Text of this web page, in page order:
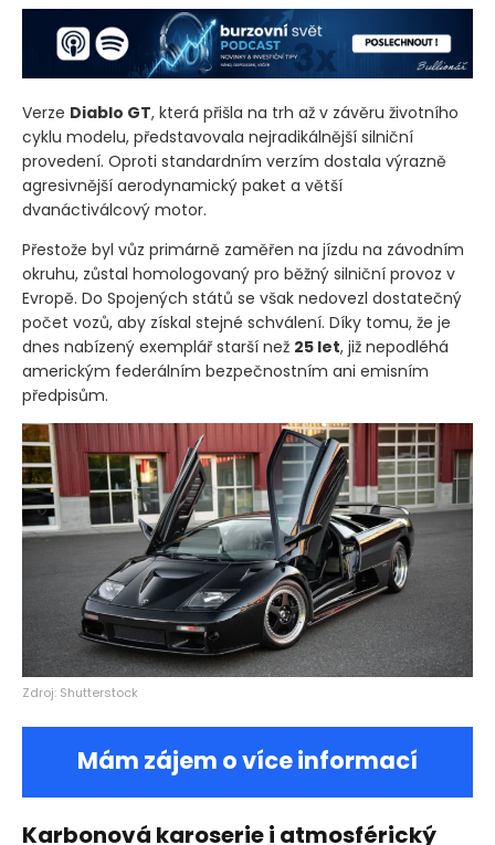
Verze Diablo GT, která přišla na trh až v závěru životního
cyklu modelu, představovala nejradikálnější silniční
provedení. Oproti standardním verzím dostala výrazně
agresivnější aerodynamický paket a větší
dvanáctiválcový motor.
Přestože byl vůz primárně zaměřen na jízdu na závodním
okruhu, zůstal homologovaný pro běžný silniční provoz v
Evropě. Do Spojených států se však nedovezl dostatečný
počet vozů, aby získal stejné schválení. Díky tomu, že je
dnes nabízený exemplář starší než 25 let, již nepodléhá
americkým federálním bezpečnostním ani emisním
předpisům.
Zdroj: Shutterstock
Mám zájem o více informací
Karbonová karoserie i atmosférický